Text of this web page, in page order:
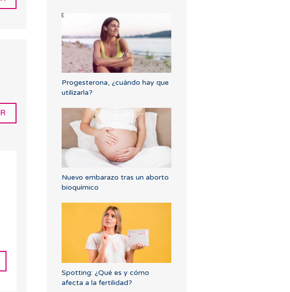
Progesterona, ¿cuándo hay que
utilizarla?
Nuevo embarazo tras un aborto
bioquímico
Spotting: ¿Qué es y cómo
afecta a la fertilidad?